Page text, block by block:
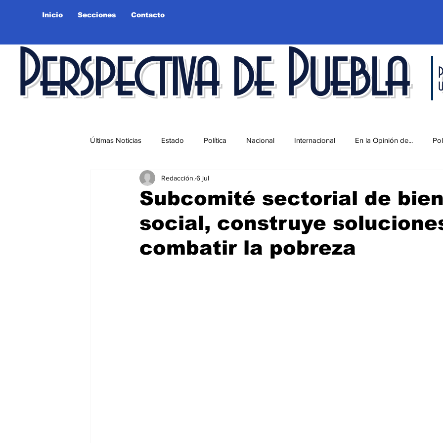
Inicio Secciones Contacto
Perspectiva de Puebla
Últimas Noticias Estado Política Nacional Internacional En la Opinión de...
Educación Ciudad Salud
Subcomité sectorial de
social, construye
combatir la pobreza
Redacción. 6 jul